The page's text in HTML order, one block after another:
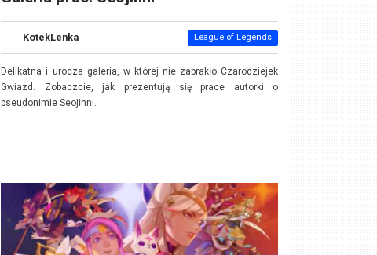
KotekLenka League of Legends
Delikatna i urocza galeria, w której nie zabrakło Czarodziejek
Gwiazd. Zobaczcie, jak prezentują się prace autorki o
pseudonimie Seojinni.